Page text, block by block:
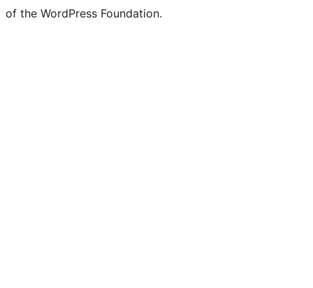
of the WordPress Foundation.